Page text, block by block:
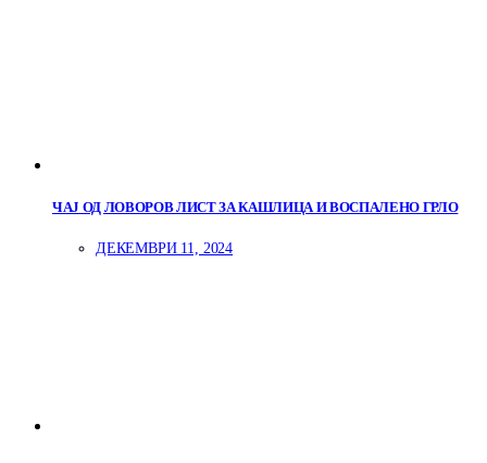
ЧАЈ ОД ЛОВОРОВ ЛИСТ ЗА КАШЛИЦА И ВОСПАЛЕНО ГРЛО
ДЕКЕМВРИ 11, 2024